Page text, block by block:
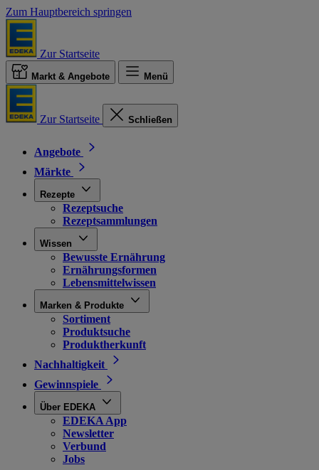
Zum Hauptbereich springen
Zur Startseite
Markt & Angebote Menü
Zur Startseite Schließen
Angebote
Märkte
Rezepte
Rezeptsuche
Rezeptsammlungen
Wissen
Bewusste Ernährung
Ernährungsformen
Lebensmittelwissen
Marken & Produkte
Sortiment
Produktsuche
Produktherkunft
Nachhaltigkeit
Gewinnspiele
Über EDEKA
EDEKA App
Newsletter
Verbund
Jobs